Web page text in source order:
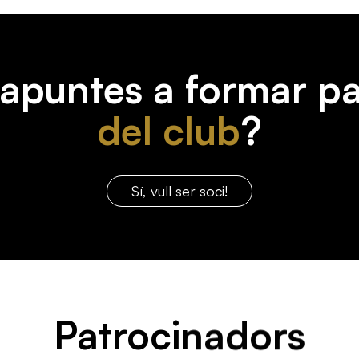
a formar
del club?
Sí, vull ser soci!
Patrocinadors